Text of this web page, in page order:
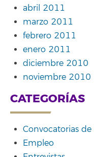
abril 2011
marzo 2011
febrero 2011
enero 2011
diciembre 2010
noviembre 2010
CATEGORÍAS
Convocatorias
Empleo